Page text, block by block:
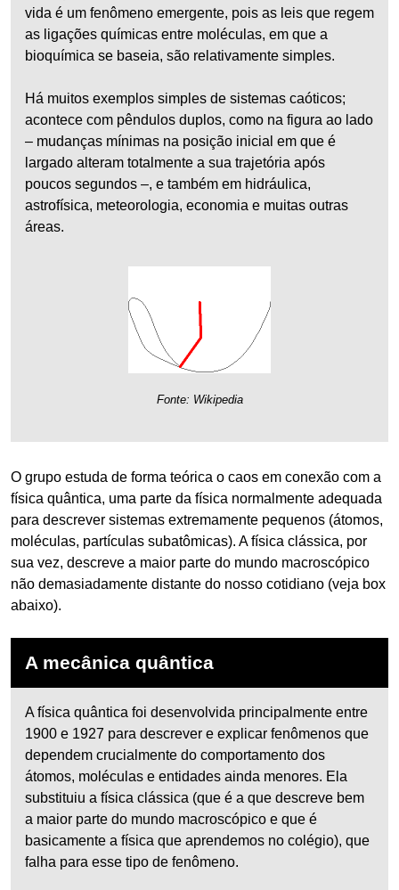
vida é um fenômeno emergente, pois as leis que regem
as ligações químicas entre moléculas, em que a
bioquímica se baseia, são relativamente simples.
Há muitos exemplos simples de sistemas caóticos;
acontece com pêndulos duplos, como na figura ao lado
– mudanças mínimas na posição inicial em que é
largado alteram totalmente a sua trajetória após
poucos segundos –, e também em hidráulica,
astrofísica, meteorologia, economia e muitas outras
áreas.
Fonte: Wikipedia
O grupo estuda de forma teórica o caos em conexão com a
física quântica, uma parte da física normalmente adequada
para descrever sistemas extremamente pequenos (átomos,
moléculas, partículas subatômicas). A física clássica, por
sua vez, descreve a maior parte do mundo macroscópico
não demasiadamente distante do nosso cotidiano (veja box
abaixo).
A mecânica quântica
A física quântica foi desenvolvida principalmente entre
1900 e 1927 para descrever e explicar fenômenos que
dependem crucialmente do comportamento dos
átomos, moléculas e entidades ainda menores. Ela
substituiu a física clássica (que é a que descreve bem
a maior parte do mundo macroscópico e que é
basicamente a física que aprendemos no colégio), que
falha para esse tipo de fenômeno.